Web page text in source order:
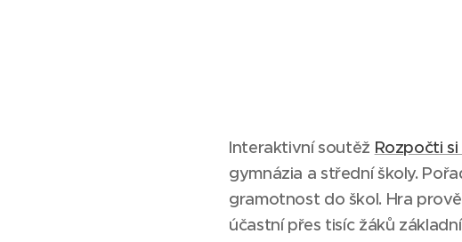
Interaktivní soutěž Rozpočti si
gymnázia a střední školy.
gramotnost do škol. Hra
účastní přes tisíc žáků